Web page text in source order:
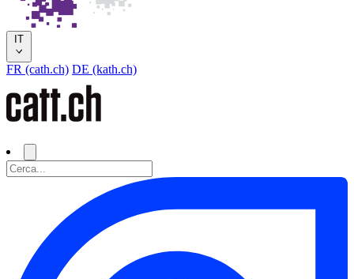
IT
FR (cath.ch) DE (kath.ch)